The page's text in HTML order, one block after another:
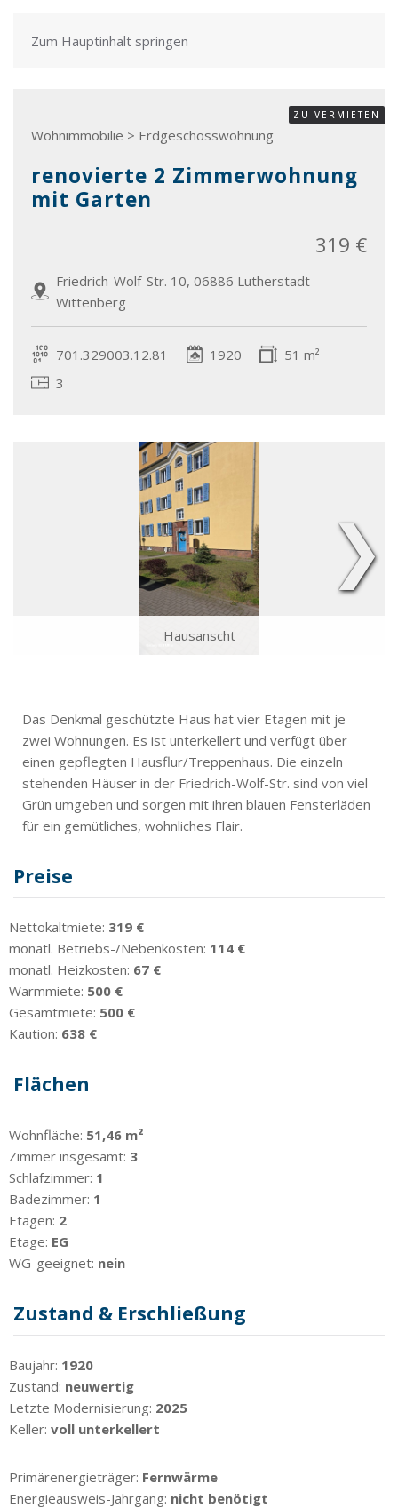
Zum Hauptinhalt springen
Wohnimmobilie > Erdgeschosswohnung
ZU VERMIETEN
renovierte 2 Zimmerwohnung
mit Garten
Friedrich-Wolf-Str. 10, 06886 Lutherstadt
Wittenberg
319 €
701.329003.12.81 1920
51 m²
3
Hausanscht
❯
Das Denkmal geschützte Haus hat vier Etagen mit je
zwei Wohnungen. Es ist unterkellert und verfügt über
einen gepflegten Hausflur/Treppenhaus. Die einzeln
stehenden Häuser in der Friedrich-Wolf-Str. sind von viel
Grün umgeben und sorgen mit ihren blauen Fensterläden
für ein gemütliches, wohnliches Flair.
Preise
Nettokaltmiete: 319 €
monatl. Betriebs-/Nebenkosten: 114 €
monatl. Heizkosten: 67 €
Warmmiete: 500 €
Gesamtmiete: 500 €
Kaution: 638 €
Flächen
Wohnfläche: 51,46 m²
Zimmer insgesamt: 3
Schlafzimmer: 1
Badezimmer: 1
Etagen: 2
Etage: EG
WG-geeignet: nein
Zustand & Erschließung
Baujahr: 1920
Zustand: neuwertig
Letzte Modernisierung: 2025
Keller: voll unterkellert
Primärenergieträger: Fernwärme
Energieausweis-Jahrgang: nicht benötigt